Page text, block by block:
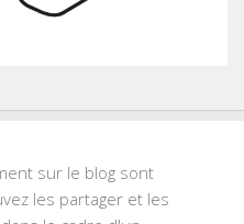
sur le blog sont
les partager et les